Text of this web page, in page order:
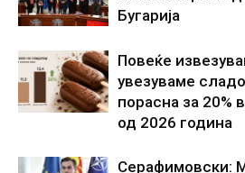
Бугарија
Повеќе
увезуваме
порасна за 20%
од 2026 година
Серафимовски: